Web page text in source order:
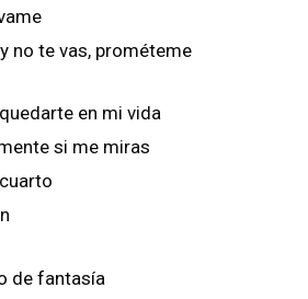
no te vas, prométeme
en mi vida
si me miras
de fantasía